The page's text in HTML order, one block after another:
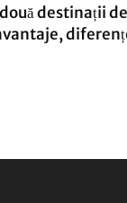
destinații